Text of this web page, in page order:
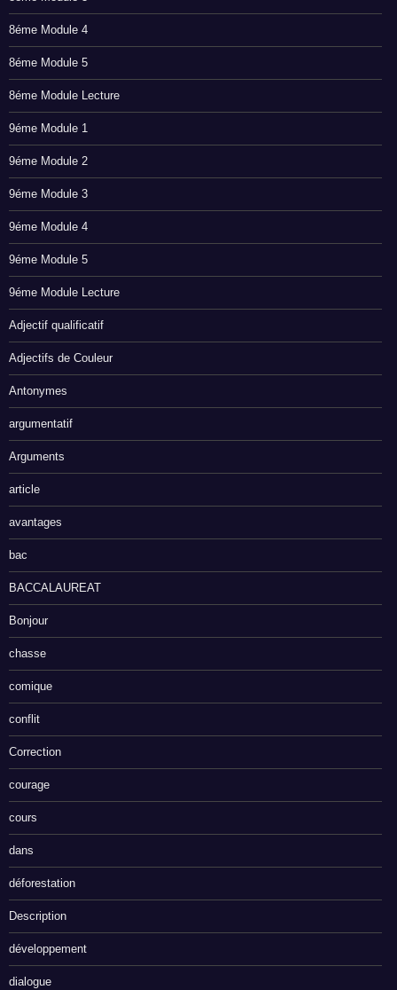
8éme Module 4
8éme Module 5
8éme Module Lecture
9éme Module 1
9éme Module 2
9éme Module 3
9éme Module 4
9éme Module 5
9éme Module Lecture
Adjectif qualificatif
Adjectifs de Couleur
Antonymes
argumentatif
Arguments
article
avantages
bac
BACCALAUREAT
Bonjour
chasse
comique
conflit
Correction
courage
cours
dans
déforestation
Description
développement
dialogue